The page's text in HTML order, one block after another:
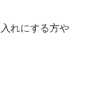
れにする方や